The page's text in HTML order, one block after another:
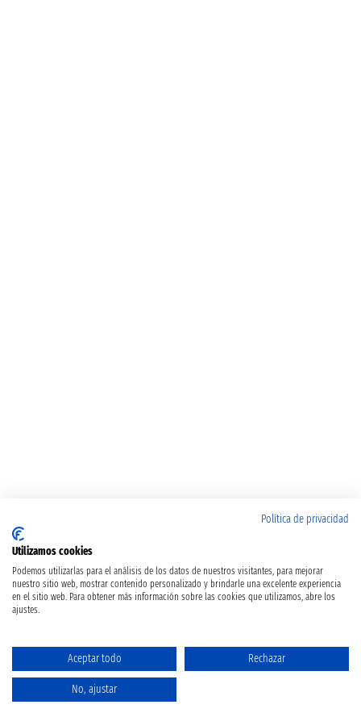
Política de privacidad
Utilizamos cookies
Podemos utilizarlas para el análisis de los datos de nuestros visitantes, para mejorar
nuestro sitio web, mostrar contenido personalizado y brindarle una excelente experiencia
en el sitio web. Para obtener más información sobre las cookies que utilizamos, abre los
ajustes.
Aceptar todo Rechazar
No, ajustar